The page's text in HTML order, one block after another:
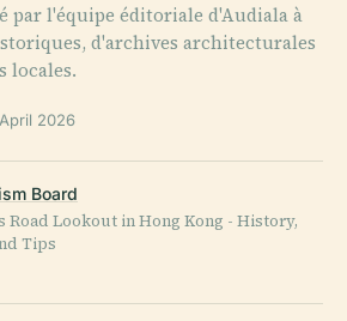
par l'équipe éditoriale d'Audiala à
d'archives architecturales
locales.
2026
Board
Lookout in Hong Kong - History,
Tips